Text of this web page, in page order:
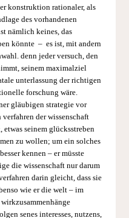
konstruktion rationaler, als
des vorhandenen
nämlich keines, das
könnte – es ist, mit andern
denn jeder versuch, den
seinem maximalziel
unterlassung der richtigen
forschung wäre.
gläubigen strategie vor
der wissenschaft
seinem glücksstreben
zu wollen; um ein solches
kennen – er müsste
die wissenschaft nur darum
darin gleicht, dass sie
wie er die welt – im
senes interesses, nutzens,